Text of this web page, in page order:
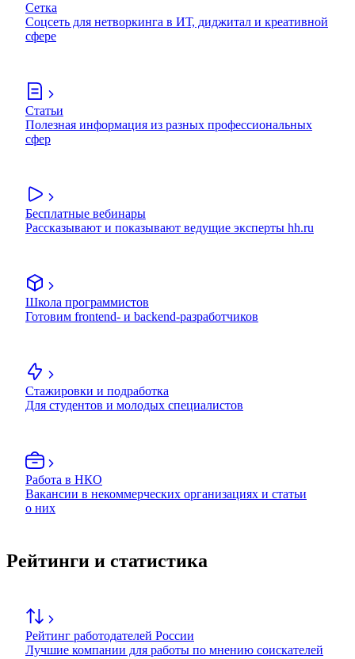
Сетка
Соцсеть для нетворкинга в ИТ, диджитал и креативной
сфере
Статьи
Полезная информация из разных профессиональных
сфер
Бесплатные вебинары
Рассказывают и показывают ведущие эксперты hh.ru
Школа программистов
Готовим frontend- и backend-разработчиков
Стажировки и подработка
Для студентов и молодых специалистов
Работа в НКО
Вакансии в некоммерческих организациях и статьи
о них
Рейтинги и статистика
Рейтинг работодателей России
Лучшие компании для работы по мнению соискателей